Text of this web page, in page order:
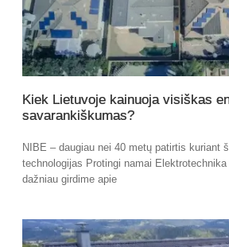
Kiek Lietuvoje kainuoja visiškas
savarankiškumas?
NIBE – daugiau nei 40 metų patirtis kuriant
technologijas Protingi namai
dažniau girdime apie